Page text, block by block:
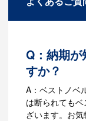
Q：納期が
すか？
A：ベストノベ
は断られても
ざいます。お気